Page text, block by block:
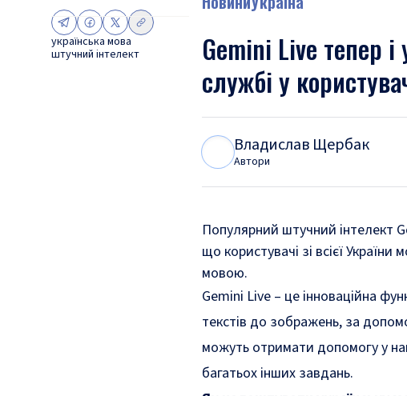
українська мова
штучний інтелект
Gemini Live тепер
службі у
Владислав Щербак
Автори
Популярний штучний інтелект
що користувачі зі всієї
мовою.
Gemini Live – це інноваційна
текстів до зображень, за
можуть отримати допомогу у
багатьох інших завдань.